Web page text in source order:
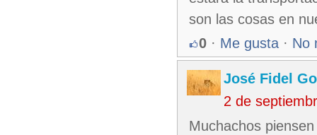
son las cosas en
0 · Me gusta · No
José Fidel
2 de
Muchachos